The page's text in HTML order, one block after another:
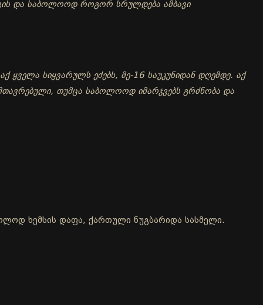
და საბოლოოდ როგორ სრულდება ამბავი
ყველა სიყვარულს ეძებს, მე-16 საუკუნიდან დღემდე. აქ
თუმცა საბოლოოდ იმარჯვებს გრძნობა და
ხემსის დაფა, ქართული ნუგბარიდა სასმელი.